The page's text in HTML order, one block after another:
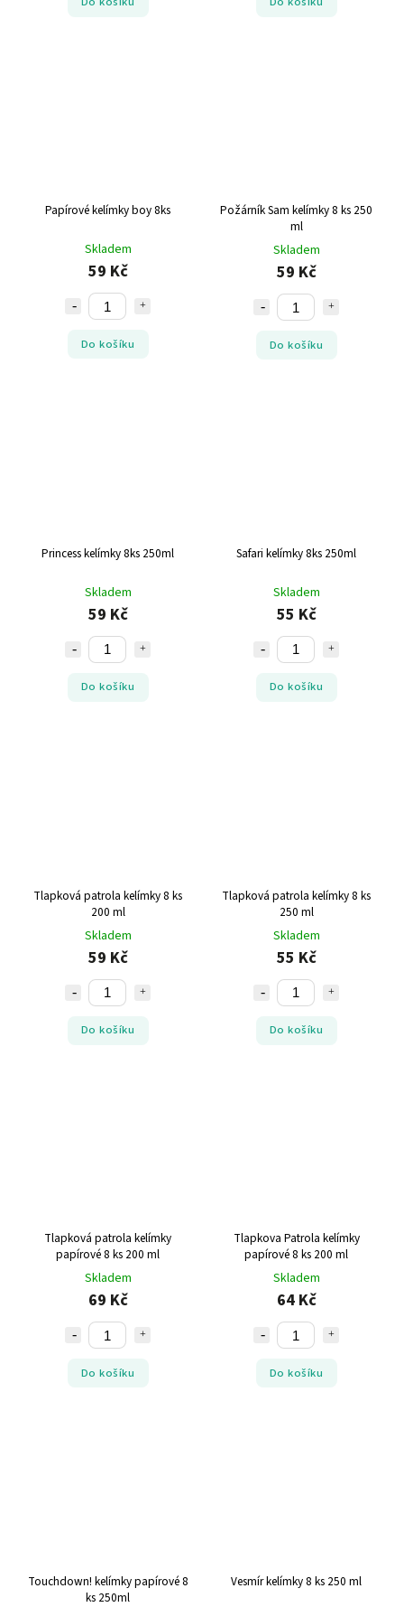
Papírové kelímky boy 8ks
Skladem
59 Kč
Do košíku
Požárník Sam kelímky 8 ks 250
ml
Skladem
59 Kč
Do košíku
Princess kelímky 8ks 250ml
Skladem
59 Kč
Do košíku
Safari kelímky 8ks 250ml
Skladem
55 Kč
Do košíku
Tlapková patrola kelímky 8 ks
200 ml
Skladem
59 Kč
Do košíku
Tlapková patrola kelímky 8 ks
250 ml
Skladem
55 Kč
Do košíku
Tlapková patrola kelímky
papírové 8 ks 200 ml
Skladem
69 Kč
Do košíku
Tlapkova Patrola kelímky
papírové 8 ks 200 ml
Skladem
64 Kč
Do košíku
Touchdown! kelímky papírové 8
ks 250ml
Vesmír kelímky 8 ks 250 ml